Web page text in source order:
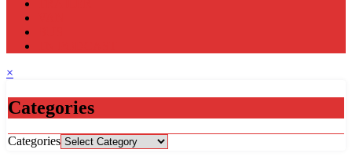
×
Categories
Categories